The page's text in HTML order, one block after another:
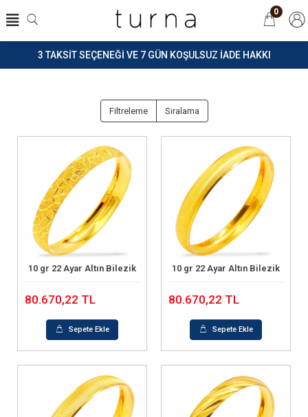
3 TAKSİT SEÇENEĞİ VE 7 GÜN KOŞULSUZ İADE HAKKI
0
Filtreleme Sıralama
Sepete Ekle
10 gr 22 Ayar Altın Bilezik
80.670,22 TL
Sepete Ekle
Sepete Ekle
10 gr 22 Ayar Altın Bilezik
80.670,22 TL
Sepete Ekle